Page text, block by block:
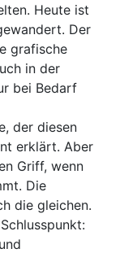
Heute ist
Der
grafische
in der
bei Bedarf
der diesen
erklärt. Aber
Griff, wenn
Die
die gleichen.